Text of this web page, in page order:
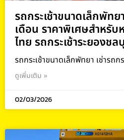
รถกระเช้าขนาดเล็กพัทย
เดือน ราคาพิเศษสำหรับ
ไทย รถกระเช้าระยองช
รถกระเช้าขนาดเล็กพัทยา เช่ารถกร
ดูเพิ่มเติม »
02/03/2026